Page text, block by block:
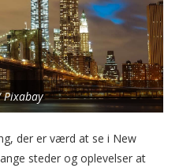
Pixabay
der er værd at se i New
steder og oplevelser at